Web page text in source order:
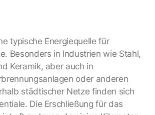
typische Energiequelle für
Besonders in Industrien wie Stahl,
Keramik, aber auch in
oder anderen
städtischer Netze finden sich
Die Erschließung für das